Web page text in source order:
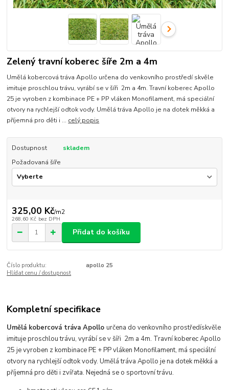
Zelený travní koberec šíře 2m a 4m
Umělá kobercová tráva Apollo určena do venkovního prostředí skvěle
imituje proschlou trávu, vyrábí se v šíři 2m a 4m. Travní koberec Apollo
25 je vyroben z kombinace PE + PP vláken Monofilament, má speciální
otvory na rychlejší odtok vody. Umělá tráva Apollo je na dotek měkká a
příjemná pro děti i ... celý popis
Dostupnost
skladem
Požadovaná šíře
325,00 Kč/m2
268,60 Kč bez DPH
Přidat do košíku
Číslo produktu:
apollo 25
Hlídat cenu / dostupnost
Kompletní specifikace
Umělá kobercová tráva Apollourčena do venkovního prostředískvěle
imituje proschlou trávu, vyrábí se v šíři 2m a 4m. Travní koberec Apollo
25 je vyroben z kombinace PE + PP vláken Monofilament, má speciální
otvory na rychlejší odtok vody. Umělá tráva Apollo je na dotek měkká a
příjemná pro děti i zvířata. Nejedná se o sportovní trávu.